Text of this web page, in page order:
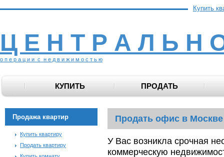
Купить
Ц Е Н Т Р А Л Ь Н
о п е р а ц и и с н е д в и ж и м о с т ь ю
КУПИТЬ ПРОДАТЬ
Продажа квартир
Купить квартиру
Продать квартиру
Продать офис в Москве
У Вас возникла срочная
коммерческую